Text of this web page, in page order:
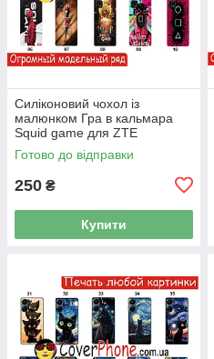
Силіконовий чохол із
малюнком Гра в кальмара
Squid game для ZTE
Готово до відправки
250 ₴
Купити